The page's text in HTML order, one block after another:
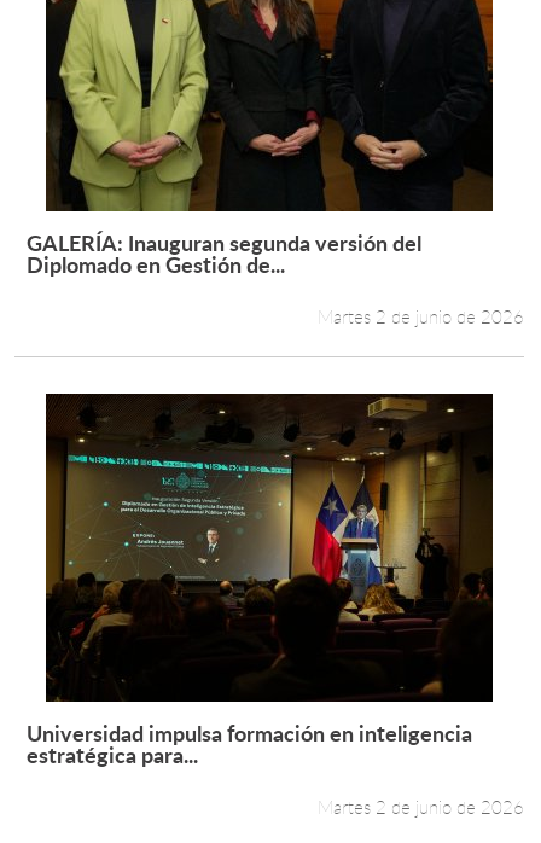
Leer más +
GALERÍA: Inauguran segunda versión del
Diplomado en Gestión de...
Martes 2 de junio de 2026
Leer más +
Universidad impulsa formación en inteligencia
estratégica para...
Martes 2 de junio de 2026